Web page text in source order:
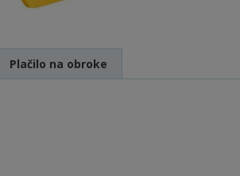
Plačilo na obroke